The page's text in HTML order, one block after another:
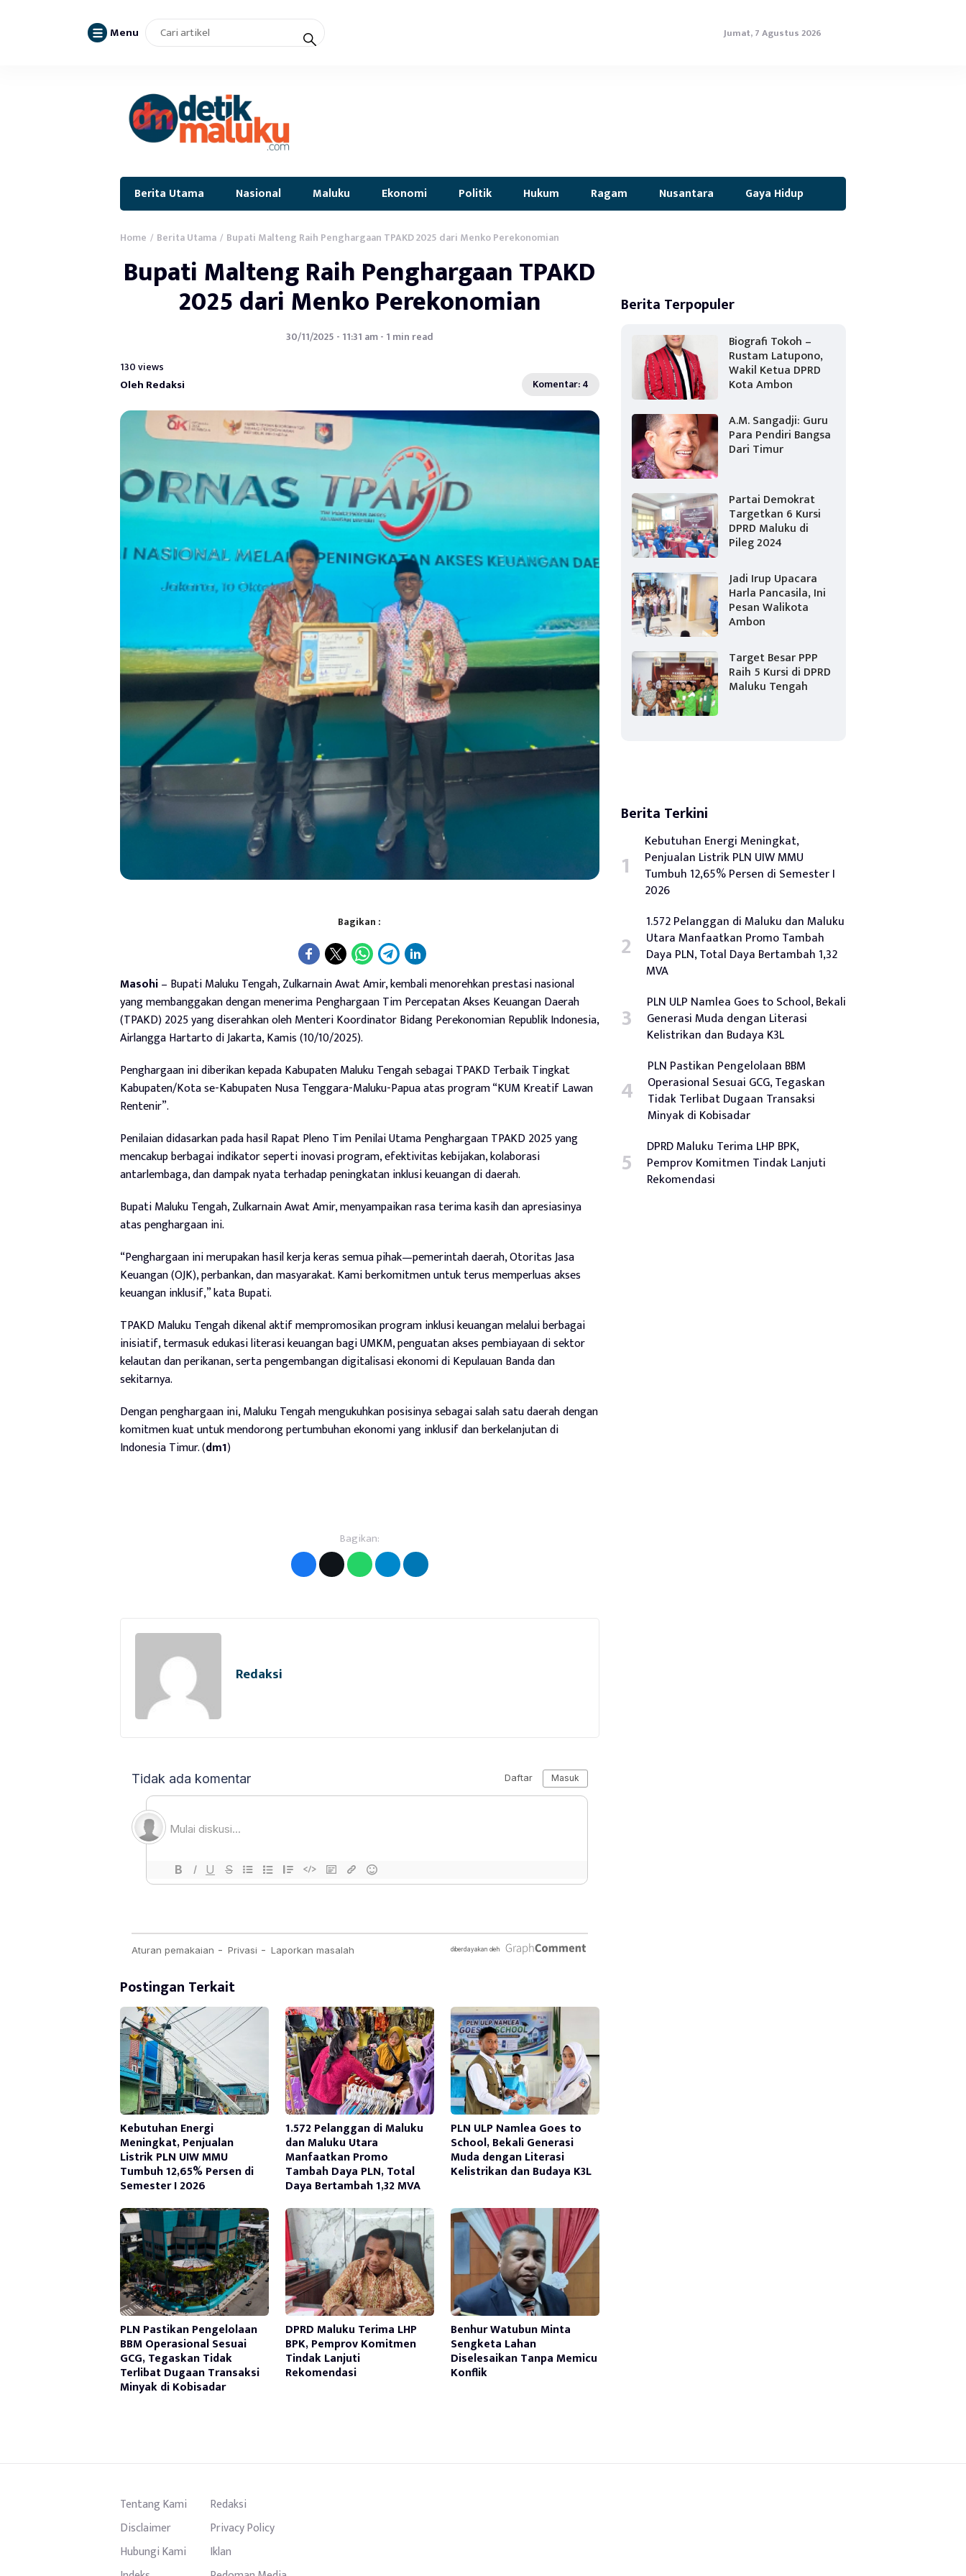
Menu Jumat, 7 Agustus 2026
Berita Utama Nasional Maluku Ekonomi Politik Hukum Ragam Nusantara Gaya Hidup
Home / Berita Utama / Bupati Malteng Raih Penghargaan TPAKD 2025 dari Menko Perekonomian
Bupati Malteng Raih Penghargaan TPAKD
2025 dari Menko Perekonomian
30/11/2025 - 11:31 am - 1 min read
130 views
Oleh Redaksi Komentar: 4
Bagikan :
Masohi– Bupati Maluku Tengah, Zulkarnain Awat Amir, kembali menorehkan prestasi nasional
yang membanggakan dengan menerima Penghargaan Tim Percepatan Akses Keuangan Daerah
(TPAKD) 2025 yang diserahkan oleh Menteri Koordinator Bidang Perekonomian Republik Indonesia,
Airlangga Hartarto di Jakarta, Kamis (10/10/2025).
Penghargaan ini diberikan kepada Kabupaten Maluku Tengah sebagai TPAKD Terbaik Tingkat
Kabupaten/Kota se-Kabupaten Nusa Tenggara-Maluku-Papua atas program “KUM Kreatif Lawan
Rentenir”.
Penilaian didasarkan pada hasil Rapat Pleno Tim Penilai Utama Penghargaan TPAKD 2025 yang
mencakup berbagai indikator seperti inovasi program, efektivitas kebijakan, kolaborasi
antarlembaga, dan dampak nyata terhadap peningkatan inklusi keuangan di daerah.
Bupati Maluku Tengah, Zulkarnain Awat Amir, menyampaikan rasa terima kasih dan apresiasinya
atas penghargaan ini.
“Penghargaan ini merupakan hasil kerja keras semua pihak—pemerintah daerah, Otoritas Jasa
Keuangan (OJK), perbankan, dan masyarakat. Kami berkomitmen untuk terus memperluas akses
keuangan inklusif,” kata Bupati.
TPAKD Maluku Tengah dikenal aktif mempromosikan program inklusi keuangan melalui berbagai
inisiatif, termasuk edukasi literasi keuangan bagi UMKM, penguatan akses pembiayaan di sektor
kelautan dan perikanan, serta pengembangan digitalisasi ekonomi di Kepulauan Banda dan
sekitarnya.
Dengan penghargaan ini, Maluku Tengah mengukuhkan posisinya sebagai salah satu daerah dengan
komitmen kuat untuk mendorong pertumbuhan ekonomi yang inklusif dan berkelanjutan di
Indonesia Timur. (dm1)
Bagikan:
Redaksi
Postingan Terkait
Kebutuhan Energi
Meningkat, Penjualan
Listrik PLN UIW MMU
Tumbuh 12,65% Persen di
Semester I 2026
1.572 Pelanggan di Maluku
dan Maluku Utara
Manfaatkan Promo
Tambah Daya PLN, Total
Daya Bertambah 1,32 MVA
PLN ULP Namlea Goes to
School, Bekali Generasi
Muda dengan Literasi
Kelistrikan dan Budaya K3L
PLN Pastikan Pengelolaan
BBM Operasional Sesuai
GCG, Tegaskan Tidak
Terlibat Dugaan Transaksi
Minyak di Kobisadar
DPRD Maluku Terima LHP
BPK, Pemprov Komitmen
Tindak Lanjuti
Rekomendasi
Benhur Watubun Minta
Sengketa Lahan
Diselesaikan Tanpa Memicu
Konflik
Berita Terpopuler
Biografi Tokoh –
Rustam Latupono,
Wakil Ketua DPRD
Kota Ambon
A.M. Sangadji: Guru
Para Pendiri Bangsa
Dari Timur
Partai Demokrat
Targetkan 6 Kursi
DPRD Maluku di
Pileg 2024
Jadi Irup Upacara
Harla Pancasila, Ini
Pesan Walikota
Ambon
Target Besar PPP
Raih 5 Kursi di DPRD
Maluku Tengah
Berita Terkini
Kebutuhan Energi Meningkat,
Penjualan Listrik PLN UIW MMU
Tumbuh 12,65% Persen di Semester I
2026
1.572 Pelanggan di Maluku dan Maluku
Utara Manfaatkan Promo Tambah
Daya PLN, Total Daya Bertambah 1,32
MVA
PLN ULP Namlea Goes to School, Bekali
Generasi Muda dengan Literasi
Kelistrikan dan Budaya K3L
PLN Pastikan Pengelolaan BBM
Operasional Sesuai GCG, Tegaskan
Tidak Terlibat Dugaan Transaksi
Minyak di Kobisadar
DPRD Maluku Terima LHP BPK,
Pemprov Komitmen Tindak Lanjuti
Rekomendasi
Tentang Kami
Redaksi
Disclaimer
Privacy Policy
Hubungi Kami
Iklan